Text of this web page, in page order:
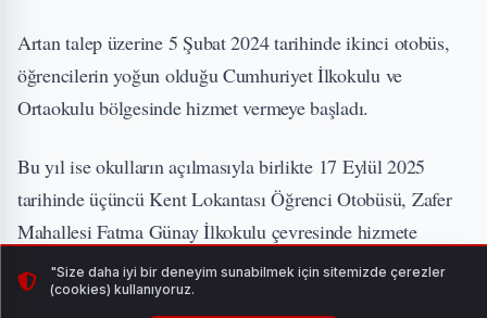
Artan talep üzerine 5 Şubat 2024 tarihinde ikinci otobüs,
öğrencilerin yoğun olduğu Cumhuriyet İlkokulu ve
Ortaokulu bölgesinde hizmet vermeye başladı.
Bu yıl ise okulların açılmasıyla birlikte 17 Eylül 2025
tarihinde üçüncü Kent Lokantası Öğrenci Otobüsü, Zafer
Mahallesi Fatma Günay İlkokulu çevresinde hizmete
girerek projenin kapsamını genişletti.
"Size daha iyi bir deneyim sunabilmek için sitemizde çerezler
(cookies) kullanıyoruz.